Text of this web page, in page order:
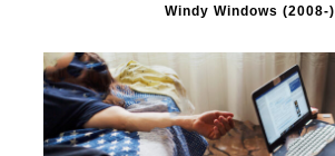
Windy Windows (2008-)